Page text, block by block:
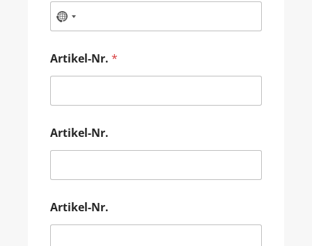
Artikel-Nr. *
Artikel-Nr.
Artikel-Nr.